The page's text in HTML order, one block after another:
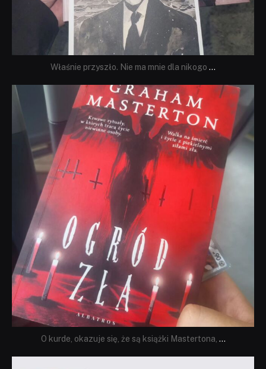
Właśnie przyszło. Nie ma mnie dla nikogo ...
dobryhorror
Sie 23
O kurde, okazuje się, że są książki Mastertona, ...